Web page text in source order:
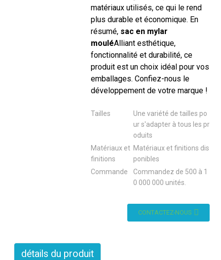
matériaux utilisés, ce qui le rend
plus durable et économique. En
résumé, sac en mylar
mouléAlliant esthétique,
fonctionnalité et durabilité, ce
produit est un choix idéal pour vos
emballages. Confiez-nous le
développement de votre marque !
Tailles
Une variété de tailles po
ur s'adapter à tous les pr
oduits
Matériaux et
finitions
Matériaux et finitions dis
ponibles
Commande
Commandez de 500 à 1
0 000 000 unités.
CONTACTEZ-NOUS
détails du produit